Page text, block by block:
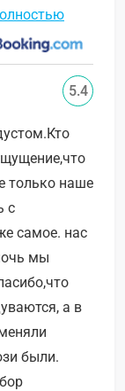
только наше
с
самое. нас
мы
а в
были.
5.4